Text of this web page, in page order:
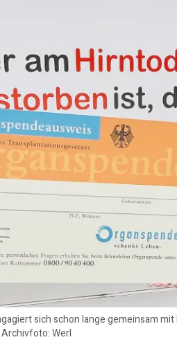
sich schon lange gemeinsam
Werl